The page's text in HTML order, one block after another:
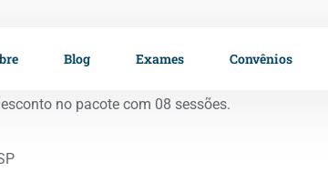
Blog Exames Convênios
no pacote com 08 sessões.